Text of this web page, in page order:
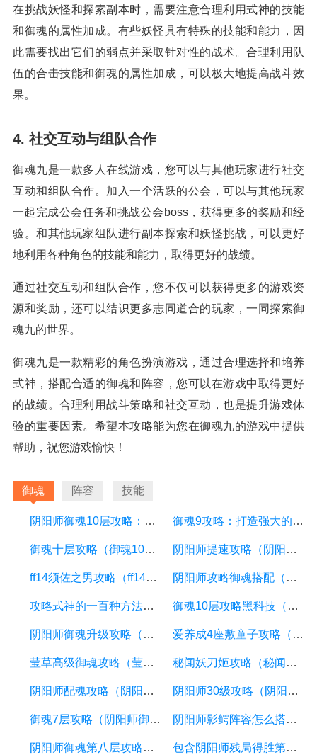
在挑战妖怪和探索副本时，需要注意合理利用式神的技能
和御魂的属性加成。有些妖怪具有特殊的技能和能力，因
此需要找出它们的弱点并采取针对性的战术。合理利用队
伍的合击技能和御魂的属性加成，可以极大地提高战斗效
果。
4. 社交互动与组队合作
御魂九是一款多人在线游戏，您可以与其他玩家进行社交
互动和组队合作。加入一个活跃的公会，可以与其他玩家
一起完成公会任务和挑战公会boss，获得更多的奖励和经
验。和其他玩家组队进行副本探索和妖怪挑战，可以更好
地利用各种角色的技能和能力，取得更好的战绩。
通过社交互动和组队合作，您不仅可以获得更多的游戏资
源和奖励，还可以结识更多志同道合的玩家，一同探索御
魂九的世界。
御魂九是一款精彩的角色扮演游戏，通过合理选择和培养
式神，搭配合适的御魂和阵容，您可以在游戏中取得更好
的战绩。合理利用战斗策略和社交互动，也是提升游戏体
验的重要因素。希望本攻略能为您在御魂九的游戏中提供
帮助，祝您游戏愉快！
御魂 阵容 技能
阴阳师御魂10层攻略：打造强大的御魂阵容，轻松征服挑战 御魂9攻略：打造强大的队伍，挑战更高级别的副本
御魂十层攻略（御魂10层攻略） 阴阳师提速攻略（阴阳师提速的式神排行）
ff14须佐之男攻略（ff14须佐之男坐骑） 阴阳师攻略御魂搭配（阴阳师攻略御魂搭配推荐）
攻略式神的一百种方法（穿越攻略式神） 御魂10层攻略黑科技（御魂十层攻略2021）
阴阳师御魂升级攻略（阴阳师御魂提升） 爱养成4座敷童子攻略（爱养成4事件触发时间）
莹草高级御魂攻略（莹草御魂搭配表2020） 秘闻妖刀姬攻略（秘闻副本妖刀姬十层怎么过）
阴阳师配魂攻略（阴阳师如何配御魂） 阴阳师30级攻略（阴阳师30级攻略图）
御魂7层攻略（阴阳师御魂七层怎么打） 阴阳师影鳄阵容怎么搭配（影鳄恐怖吗）
阴阳师御魂第八层攻略（阴阳师御魂8层怎么打） 包含阴阳师残局得胜第二关雀食身怎么通过的词条